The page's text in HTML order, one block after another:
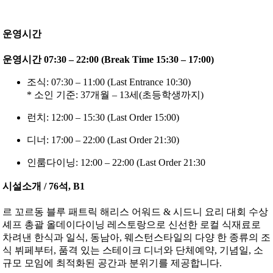
운영시간
운영시간 07:30 – 22:00 (Break Time 15:30 – 17:00)
조식: 07:30 – 11:00 (Last Entrance 10:30)
* 소인 기준: 37개월 – 13세(초등학생까지)
런치: 12:00 – 15:30 (Last Order 15:00)
디너: 17:00 – 22:00 (Last Order 21:30)
인룸다이닝: 12:00 – 22:00 (Last Order 21:30
시설소개 / 76석, B1
르 꼬르동 블루 패트릭 해리스 어워드 & 시드니 요리 대회 수상
셰프 총괄 올데이다이닝 레스토랑으로 신선한 로컬 식재료로
차려낸 한식과 일식, 동남아, 웨스턴스타일의 다양 한 종류의 조
식 뷔페부터, 품격 있는 스테이크 디너와 단체예약, 기념일, 소
규모 모임에 최적화된 공간과 분위기를 제공합니다.